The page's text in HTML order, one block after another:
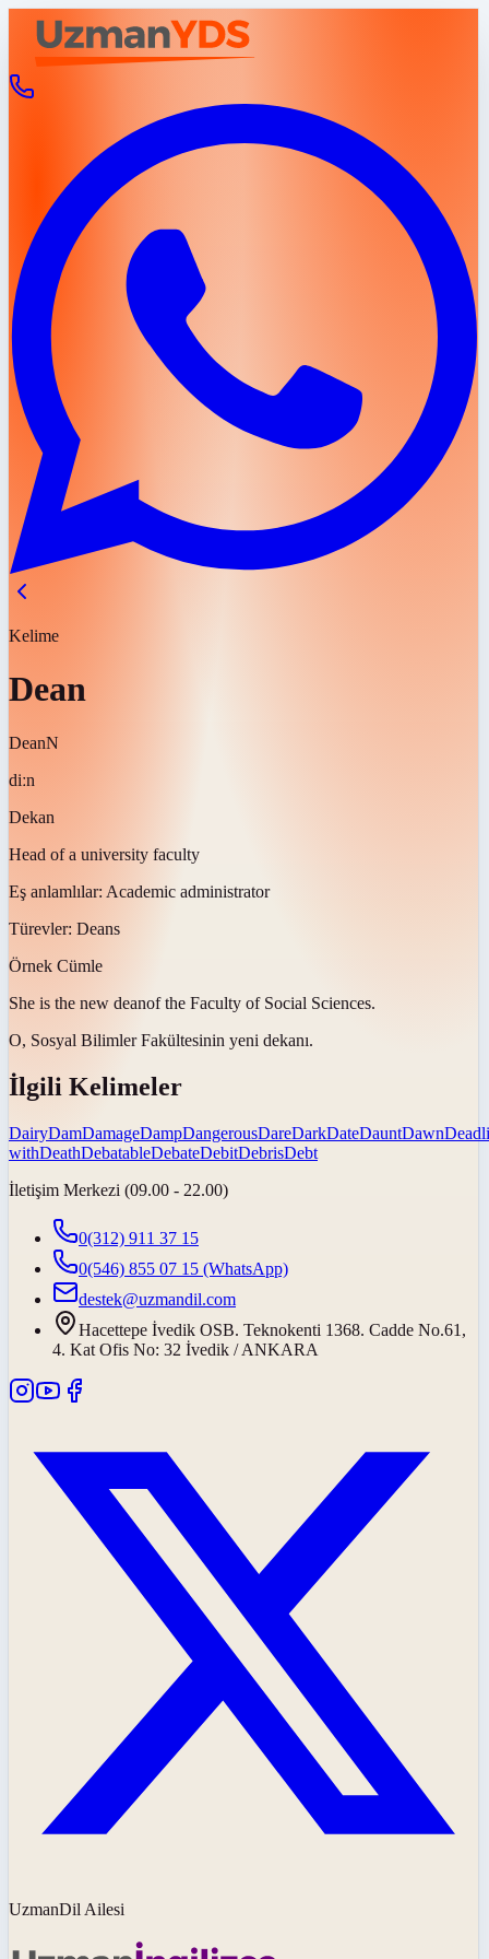
Kelime
Dean
DeanN
diːn
Dekan
Head of a university faculty
Eş anlamlılar: Academic administrator
Türevler: Deans
Örnek Cümle
She is the new deanof the Faculty of Social Sciences.
O, Sosyal Bilimler Fakültesinin yeni dekanı.
İlgili Kelimeler
DairyDamDamageDampDangerousDareDarkDateDauntDawn
withDeathDebatableDebateDebitDebrisDebt
İletişim Merkezi (09.00 - 22.00)
0(312) 911 37 15
0(546) 855 07 15 (WhatsApp)
destek@uzmandil.com
Hacettepe İvedik OSB. Teknokenti 1368. Cadde No.61,
4. Kat Ofis No: 32 İvedik / ANKARA
UzmanDil Ailesi